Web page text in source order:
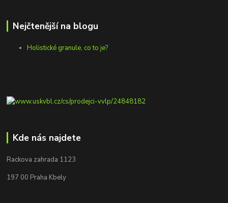
Nejčtenější na blogu
Holistické granule, co to je?
Kde nás najdete
Rackova zahrada 1123
197 00 Praha Kbely